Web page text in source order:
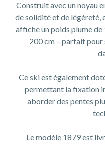
Construit avec un noyau
de solidité et de légèreté,
affiche un poids plume
200 cm – parfait pour
Ce ski est également
permettant la fixation
aborder des pentes
Le modèle 1879 est